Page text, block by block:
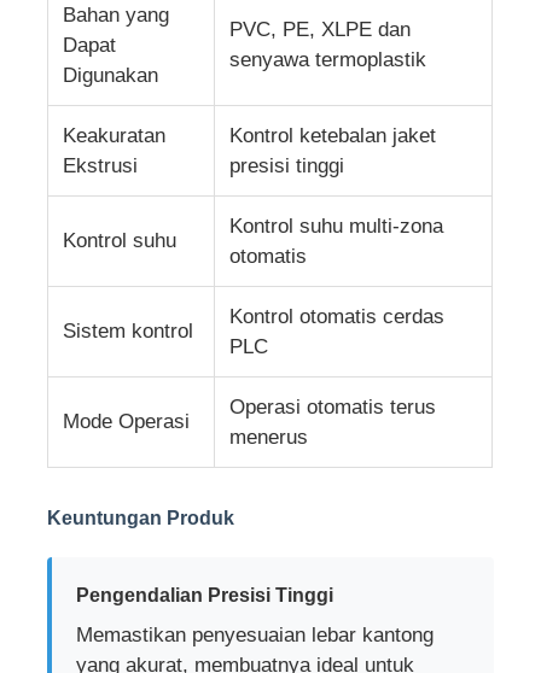
Mesin Pemutar Pasangan
mesin peletakan kawat
mesin rewinding
mesin tarik
Mesin pengemasan kabel
mesin ekstrusi pengupasan
Bahan yang
Dapat
Digunakan
PVC, PE, XLPE dan
senyawa termoplastik
Keakuratan
Ekstrusi
Kontrol ketebalan jaket
presisi tinggi
Kontrol suhu
Kontrol suhu multi-zona
otomatis
Sistem kontrol
Kontrol otomatis cerdas
PLC
Mode Operasi
Operasi otomatis terus
menerus
Keuntungan Produk
Pengendalian Presisi Tinggi
Memastikan penyesuaian lebar kantong
yang akurat, membuatnya ideal untuk